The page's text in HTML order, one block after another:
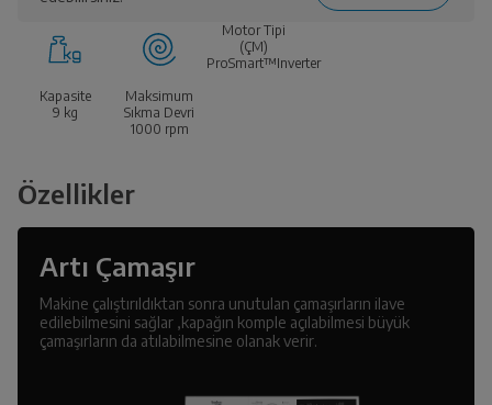
Kapasite
9 kg
Maksimum
Sıkma Devri
1000 rpm
Motor Tipi
(ÇM)
ProSmart™Inverter
Özellikler
Artı Çamaşır
Makine çalıştırıldıktan sonra unutulan çamaşırların ilave
edilebilmesini sağlar ,kapağın komple açılabilmesi büyük
çamaşırların da atılabilmesine olanak verir.